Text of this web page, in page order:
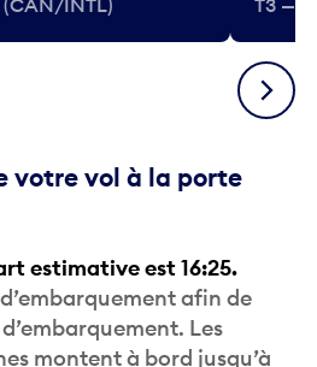
Suivant
votre vol à la porte
estimative est 16:25.
afin de
Les
montent à bord jusqu’à